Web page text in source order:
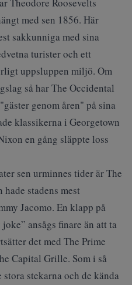
med sen 1856. Här
sakkunniga med sina
turister och ett
uppsluppen miljö. Om
så har The Occidental
genom åren" på sina
klassikerna i Georgetown
en gång släppte loss
sen urminnes tider är The
stadens mest
Jacomo. En klapp på
ansågs finare än att ta
det med The Prime
Capital Grille. Som i så
stekarna och de kända